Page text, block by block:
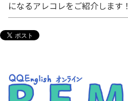
になるアレコレをご紹介します！